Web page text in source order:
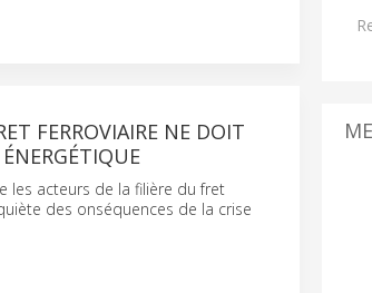
FERROVIAIRE NE DOIT
les acteurs de la filière du fret
des onséquences de la crise